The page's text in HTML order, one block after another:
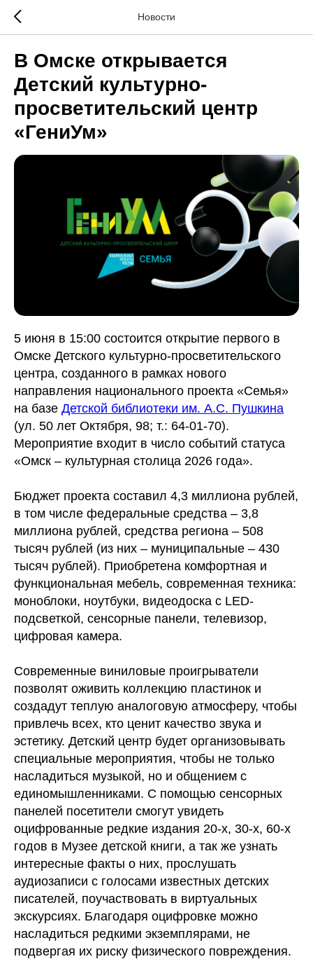
Новости
В Омске открывается
Детский культурно-
просветительский центр
«ГениУм»
5 июня в 15:00 состоится открытие первого в
Омске Детского культурно-просветительского
центра, созданного в рамках нового
направления национального проекта «Семья»
на базе Детской библиотеки им. А.С. Пушкина
(ул. 50 лет Октября, 98; т.: 64-01-70).
Мероприятие входит в число событий статуса
«Омск – культурная столица 2026 года».
Бюджет проекта составил 4,3 миллиона рублей,
в том числе федеральные средства – 3,8
миллиона рублей, средства региона – 508
тысяч рублей (из них – муниципальные – 430
тысяч рублей). Приобретена комфортная и
функциональная мебель, современная техника:
моноблоки, ноутбуки, видеодоска с LED-
подсветкой, сенсорные панели, телевизор,
цифровая камера.
Современные виниловые проигрыватели
позволят оживить коллекцию пластинок и
создадут теплую аналоговую атмосферу, чтобы
привлечь всех, кто ценит качество звука и
эстетику. Детский центр будет организовывать
специальные мероприятия, чтобы не только
насладиться музыкой, но и общением с
единомышленниками. С помощью сенсорных
панелей посетители смогут увидеть
оцифрованные редкие издания 20-х, 30-х, 60-х
годов в Музее детской книги, а так же узнать
интересные факты о них, прослушать
аудиозаписи с голосами известных детских
писателей, поучаствовать в виртуальных
экскурсиях. Благодаря оцифровке можно
насладиться редкими экземплярами, не
подвергая их риску физического повреждения.